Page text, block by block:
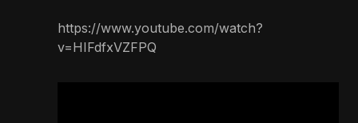
https://www.youtube.com/watch?
v=HIFdfxVZFPQ